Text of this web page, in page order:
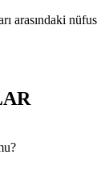
arasındaki nüfus